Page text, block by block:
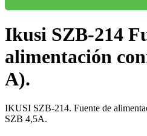
Ikusi SZB-214
alimentación
A).
IKUSI SZB-214. Fuente de
SZB 4,5A.